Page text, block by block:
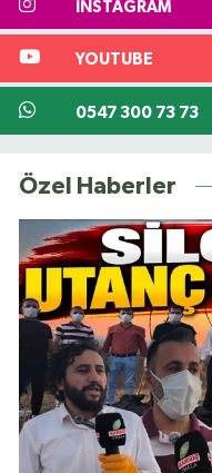
INSTAGRAM
YOUTUBE
0547 300 73 73
Özel Haberler